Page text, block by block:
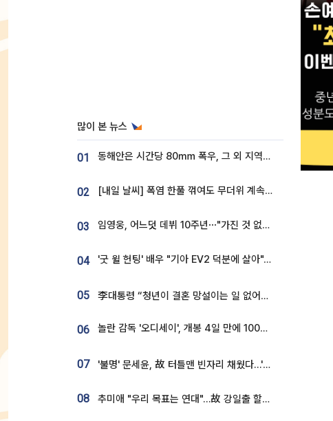
많이 본 뉴스
01 동해안은 시간당 80㎜ 폭우, 그 외 지역은 폭염…‘극과 극 날씨’
02 [내일 날씨] 폭염 한풀 꺾여도 무더위 계속⋯동해안 이틀 연속 비
03 임영웅, 어느덧 데뷔 10주년⋯"가진 것 없던 시절, 내 앞엔 20명의 팬뿐"
04 '굿 윌 헌팅' 배우 "기아 EV2 덕분에 살아"…교통사고 후 안전성 극찬
05 李대통령 “청년이 결혼 망설이는 일 없어야...제도상 불이익 조사”
06 놀란 감독 '오디세이', 개봉 4일 만에 100만 돌파⋯'왕사남' 보다 빠르다
07 '불명' 문세윤, 故 터틀맨 빈자리 채웠다…'거북이' 눈물의 최종 우승
08 추미애 "우리 목표는 연대"…故 강일출 할머니 흉상 제막